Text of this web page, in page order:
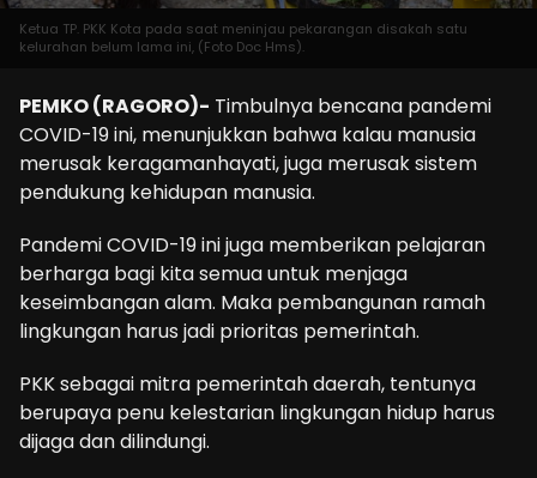
Ketua TP. PKK Kota pada saat meninjau pekarangan disakah satu
kelurahan belum lama ini, (Foto Doc Hms).
PEMKO (RAGORO)- Timbulnya bencana pandemi
COVID-19 ini, menunjukkan bahwa kalau manusia
merusak keragamanhayati, juga merusak sistem
pendukung kehidupan manusia.
Pandemi COVID-19 ini juga memberikan pelajaran
berharga bagi kita semua untuk menjaga
keseimbangan alam. Maka pembangunan ramah
lingkungan harus jadi prioritas pemerintah.
PKK sebagai mitra pemerintah daerah, tentunya
berupaya penu kelestarian lingkungan hidup harus
dijaga dan dilindungi.